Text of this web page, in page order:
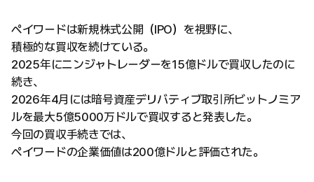
ペイワードは新規株式公開（IPO）を視野に、
積極的な買収を続けている。
2025年にニンジャトレーダーを15億ドルで買収したのに
続き、
2026年4月には暗号資産デリバティブ取引所ビットノミア
ルを最大5億5000万ドルで買収すると発表した。
今回の買収手続きでは、
ペイワードの企業価値は200億ドルと評価された。